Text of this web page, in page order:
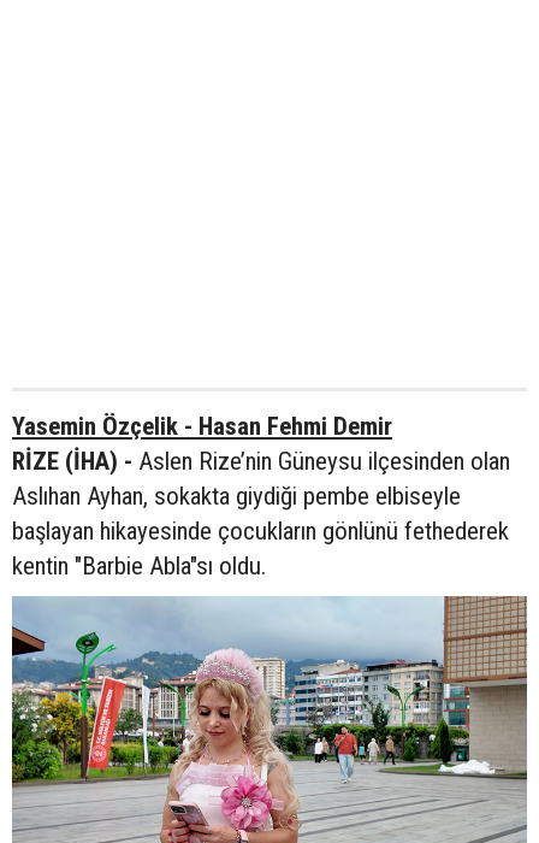
Yasemin Özçelik - Hasan Fehmi Demir
RİZE (İHA) - Aslen Rize’nin Güneysu ilçesinden olan
Aslıhan Ayhan, sokakta giydiği pembe elbiseyle
başlayan hikayesinde çocukların gönlünü fethederek
kentin "Barbie Abla"sı oldu.